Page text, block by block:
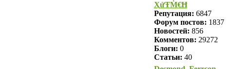
ҲửŦṀ€Ħ
Репутация: 6847
Форум постов: 1837
Новостей: 856
Комментов: 29272
Блоги: 0
Статьи: 40